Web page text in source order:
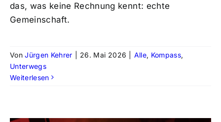
das, was keine Rechnung kennt: echte
Gemeinschaft.
VonJürgen Kehrer 26. Mai 2026 Alle, Kompass,
Unterwegs
Weiterlesen